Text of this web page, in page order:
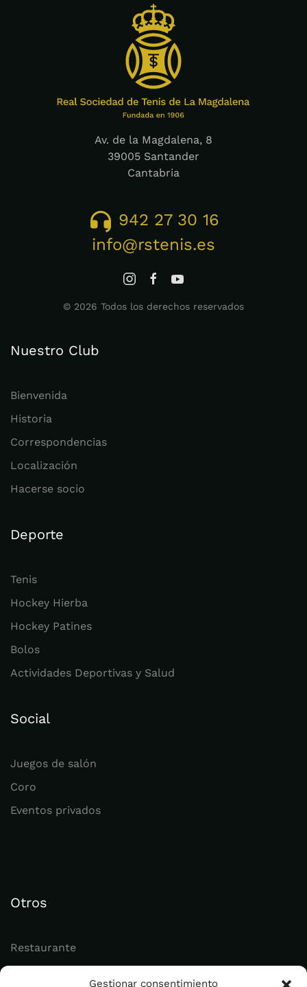
Gestionar consentimiento
Av. de la Magdalena, 8
39005 Santander
Cantabria
942 27 30 16
info@rstenis.es
© 2026 Todos los derechos reservados
Nuestro Club
Bienvenida
Historia
Correspondencias
Localización
Hacerse socio
Deporte
Tenis
Hockey Hierba
Hockey Patines
Bolos
Actividades Deportivas y Salud
Social
Juegos de salón
Coro
Eventos privados
Otros
Restaurante